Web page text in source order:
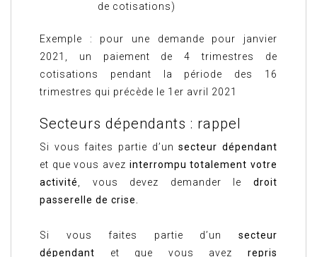
de cotisations)
Exemple : pour une demande pour janvier
2021, un paiement de 4 trimestres de
cotisations pendant la période des 16
trimestres qui précède le 1er avril 2021
Secteurs dépendants : rappel
Si vous faites partie d’unsecteur dépendant
et que vous avez interrompu totalement votre
activité
, vous devez demander le droit
passerelle de crise.
Si vous faites partie d’un secteur
dépendant et que vous avez repris